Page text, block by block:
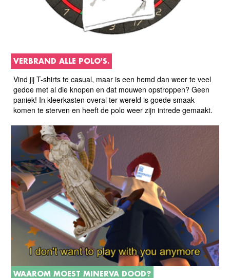
VERBRAND ALLE POLO'S.
Vind jij T-shirts te casual, maar is een hemd dan weer te veel
gedoe met al die knopen en dat mouwen opstroppen? Geen
paniek! In kleerkasten overal ter wereld is goede smaak
komen te sterven en heeft de polo weer zijn intrede gemaakt.
WAAROM MOEST MINERVA DOOD?